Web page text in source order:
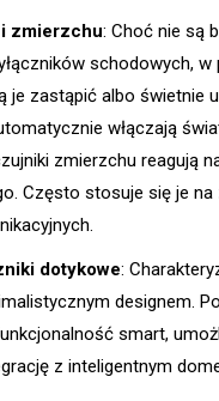
zmierzchu: Choć nie są
schodowych, w
je zastąpić albo świetnie
włączają
zmierzchu reagują
Często stosuje się je
dotykowe:
designem.
smart,
z inteligentnym